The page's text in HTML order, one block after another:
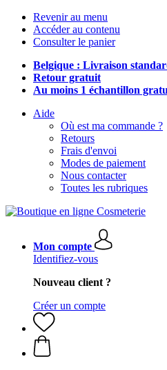
Revenir au menu
Accéder au contenu
Consulter le panier
Belgique : Livraison
Retour gratuit
Au moins 1 échantillon
Aide
Où est ma commande ?
Retours
Frais d'envoi
Modes de paiement
Nous contacter
Toutes les rubriques
Mon compte
Identifiez-vous
Nouveau client ?
Créer un compte